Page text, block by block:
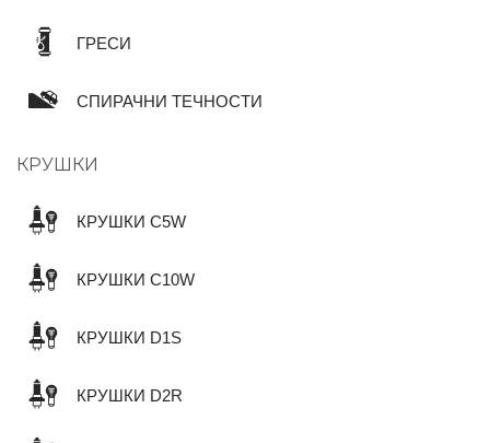
ГРЕСИ
СПИРАЧНИ ТЕЧНОСТИ
КРУШКИ
КРУШКИ C5W
КРУШКИ C10W
КРУШКИ D1S
КРУШКИ D2R